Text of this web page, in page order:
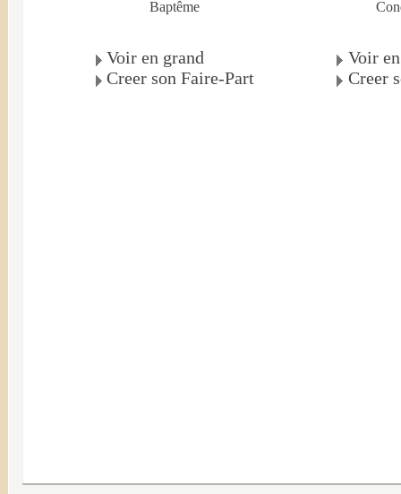
Baptême
Voir en grand
Creer son Faire-Part
Voir
Creer